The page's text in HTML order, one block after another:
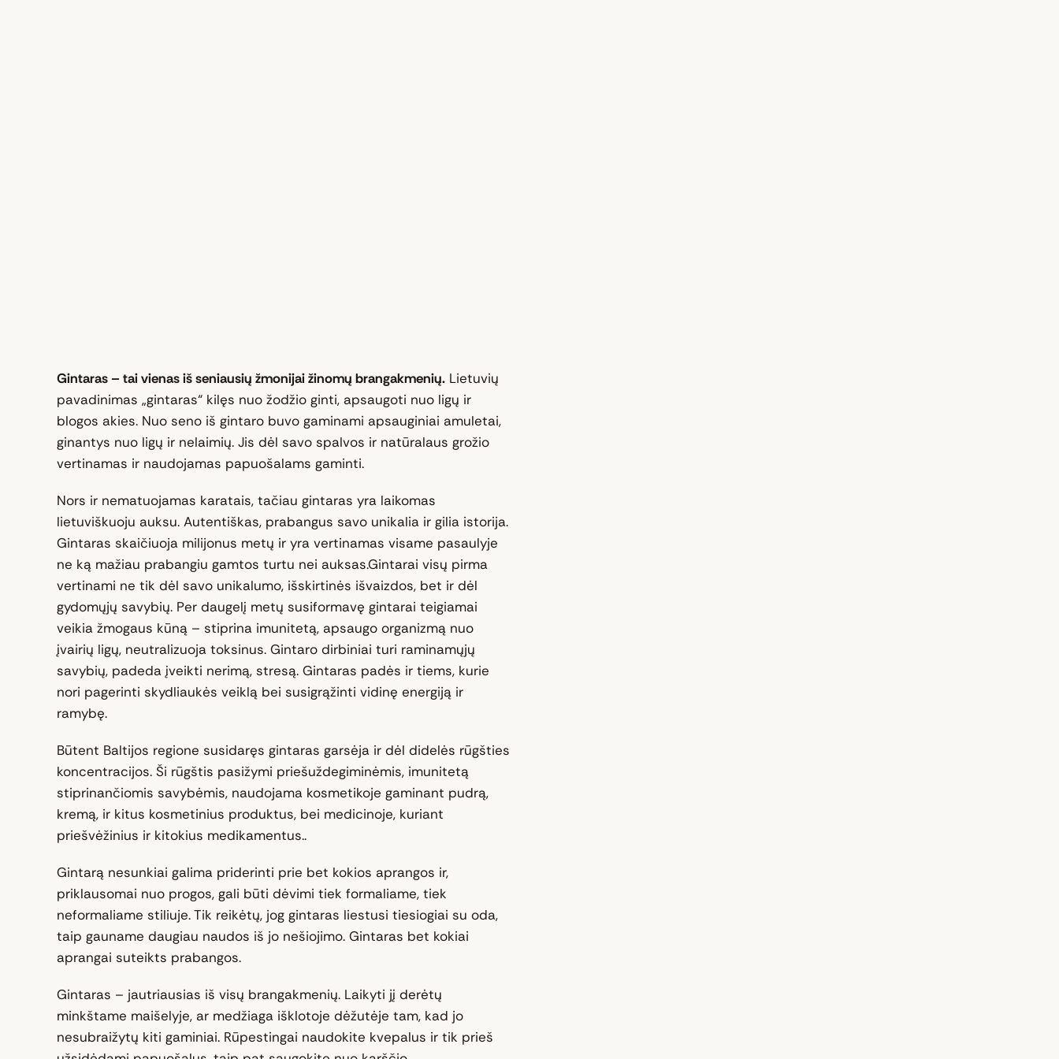
Gintaras – tai vienas iš seniausių žmonijai žinomų brangakmenių.Lietuvių
pavadinimas „gintaras“ kilęs nuo žodžio ginti, apsaugoti nuo ligų ir
blogos akies. Nuo seno iš gintaro buvo gaminami apsauginiai amuletai,
ginantys nuo ligų ir nelaimių. Jis dėl savo spalvos ir natūralaus grožio
vertinamas ir naudojamas papuošalams gaminti.
Nors ir nematuojamas karatais, tačiau gintaras yra laikomas
lietuviškuoju auksu. Autentiškas, prabangus savo unikalia ir gilia istorija.
Gintaras skaičiuoja milijonus metų ir yra vertinamas visame pasaulyje
ne ką mažiau prabangiu gamtos turtu nei auksas.Gintarai visų pirma
vertinami ne tik dėl savo unikalumo, išskirtinės išvaizdos, bet ir dėl
gydomųjų savybių. Per daugelį metų susiformavę gintarai teigiamai
veikia žmogaus kūną – stiprina imunitetą, apsaugo organizmą nuo
įvairių ligų, neutralizuoja toksinus. Gintaro dirbiniai turi raminamųjų
savybių, padeda įveikti nerimą, stresą. Gintaras padės ir tiems, kurie
nori pagerinti skydliaukės veiklą bei susigrąžinti vidinę energiją ir
ramybę.
Būtent Baltijos regione susidaręs gintaras garsėja ir dėl didelės rūgšties
koncentracijos. Ši rūgštis pasižymi priešuždegiminėmis, imunitetą
stiprinančiomis savybėmis, naudojama kosmetikoje gaminant pudrą,
kremą, ir kitus kosmetinius produktus, bei medicinoje, kuriant
priešvėžinius ir kitokius medikamentus..
Gintarą nesunkiai galima priderinti prie bet kokios aprangos ir,
priklausomai nuo progos, gali būti dėvimi tiek formaliame, tiek
neformaliame stiliuje. Tik reikėtų, jog gintaras liestusi tiesiogiai su oda,
taip gauname daugiau naudos iš jo nešiojimo. Gintaras bet kokiai
aprangai suteikts prabangos.
Gintaras – jautriausias iš visų brangakmenių. Laikyti jį derėtų
minkštame maišelyje, ar medžiaga išklotoje dėžutėje tam, kad jo
nesubraižytų kiti gaminiai. Rūpestingai naudokite kvepalus ir tik prieš